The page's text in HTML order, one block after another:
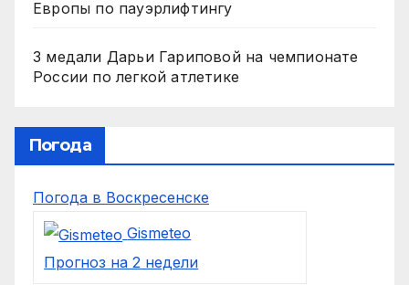
Европы по пауэрлифтингу
3 медали Дарьи Гариповой на чемпионате
России по легкой атлетике
Погода
Погода в Воскресенске
Gismeteo
Прогноз на 2 недели